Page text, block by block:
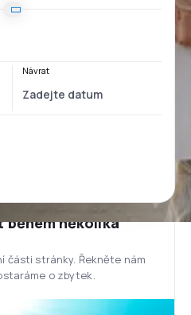
Návrat
během několika
části stránky. Řekněte nám
o zbytek.